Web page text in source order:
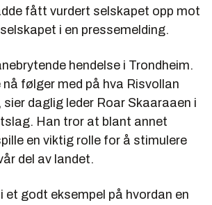
fått vurdert selskapet opp mot
i en pressemelding.
hendelse i Trondheim.
følger med på hva Risvollan
daglig leder Roar Skaaraaen i
Han tror at blant annet
en viktig rolle for å stimulere
del av landet.
et godt eksempel på hvordan en